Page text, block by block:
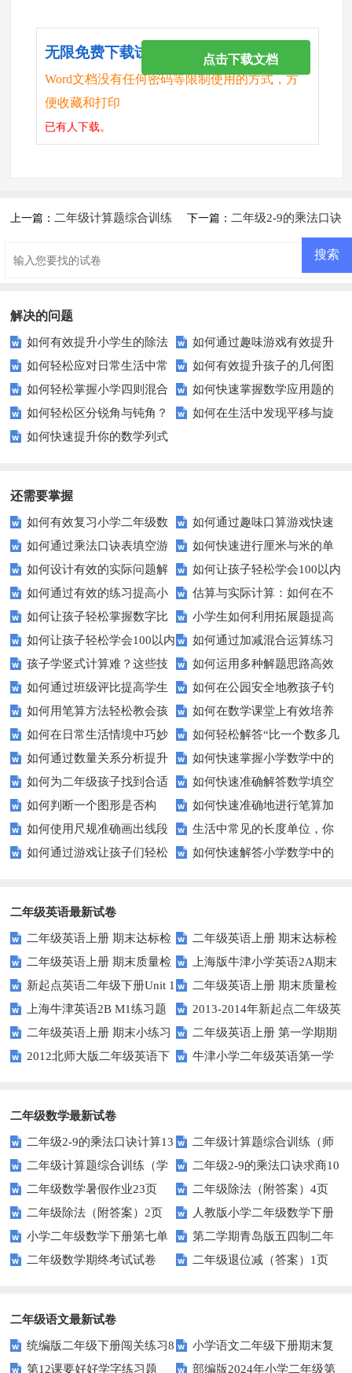
无限免费下载试卷
Word文档没有任何密码等限制使用的方式，方
便收藏和打印
已有人下载。
点击下载文档
上一篇： 二年级计算题综合训练 下一篇： 二年级2-9的乘法口诀
解决的问题
如何有效提升小学生的除法
解题能力？
如何通过趣味游戏有效提升
孩子的数字读写能力？
如何轻松应对日常生活中常
见的单位换算问题？
如何有效提升孩子的几何图
形识别能力？这里有妙招！
如何轻松掌握小学四则混合
运算技巧？
如何快速掌握数学应用题的
解题技巧？
如何轻松区分锐角与钝角？
这些小技巧你必须知道！
如何在生活中发现平移与旋
如何快速提升你的数学列式
还需要掌握
如何有效复习小学二年级数
学？这些建议助你一臂之力！
如何通过趣味口算游戏快速
提高孩子的加减法计算能力？
如何通过乘法口诀表填空游
戏提高孩子的数学成绩？
如何快速进行厘米与米的单
位换算？
如何设计有效的实际问题解
决能力测试？
如何让孩子轻松学会100以内
的加减法？
如何通过有效的练习提高小
学生的数学基础？
估算与实际计算：如何在不
同场合做出正确选择？
如何让孩子轻松掌握数字比
较技巧？
小学生如何利用拓展题提高
数学解题技巧？
如何让孩子轻松学会100以内
数的连加连减？
如何通过加减混合运算练习
提升小学生的数学能力？
孩子学竖式计算难？这些技
巧让孩子快速掌握！
如何运用多种解题思路高效
解决数学难题？
如何通过班级评比提高学生
解应用题的能力？
如何在公园安全地教孩子钓
鱼？——家庭亲子活动中的环保
与安全教育
如何用笔算方法轻松教会孩
子100以内的加减法？
如何在数学课堂上有效培养
学生的估算意识？
如何在日常生活情境中巧妙
运用加减法？
如何轻松解答“比一个数多几
少几”的数学难题？
如何通过数量关系分析提升
孩子的逻辑思维能力？
如何快速掌握小学数学中的
加减法混合运算？
如何为二年级孩子找到合适
的数学测试卷？
如何快速准确解答数学填空
题？这些技巧你一定要知道！
如何判断一个图形是否构
成“角”？带你轻松掌握角的基本
概念与识别技巧
如何快速准确地进行笔算加
减法？
如何使用尺规准确画出线段
和直角？——尺规作图入门指南
生活中常见的长度单位，你
知道几个？
如何通过游戏让孩子们轻松
如何快速解答小学数学中的
二年级英语最新试卷
二年级英语上册 期末达标检
测卷 (2)（人教版一起点）
二年级英语上册 期末达标检
测卷 (1)（人教版一起点）
二年级英语上册 期末质量检
测卷 (2)（人教版一起点）
上海版牛津小学英语2A期末
试题
新起点英语二年级下册Unit 1
Playtime练习题
二年级英语上册 期末质量检
测卷（人教版一起点）
上海牛津英语2B M1练习题
2013-2014年新起点二年级英
语下册期中试卷
二年级英语上册 期末小练习
（人教版一起点）
二年级英语上册 第一学期期
末考试试卷及答案（一）（人教
2012北师大版二年级英语下
牛津小学二年级英语第一学
二年级数学最新试卷
二年级2-9的乘法口诀计算13
页
二年级计算题综合训练（师
版）
二年级计算题综合训练（学
生版）
二年级2-9的乘法口诀求商10
页
二年级数学暑假作业23页
二年级除法（附答案）4页
二年级除法（附答案）2页
人教版小学二年级数学下册
第二单元试题
小学二年级数学下册第七单
元测试题
第二学期青岛版五四制二年
级下册数学期中考试卷
二年级数学期终考试试卷 二年级退位减（答案）1页
二年级语文最新试卷
统编版二年级下册闯关练习8
小学语文二年级下册期末复
习指导
第12课要好好学字练习题 部编版2024年小学二年级第